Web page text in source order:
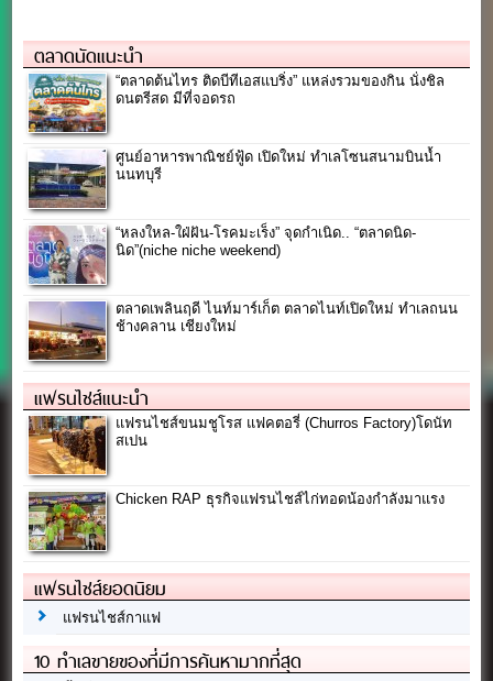
ตลาดนัดแนะนำ
“ตลาดต้นไทร ติดบีทีเอสแบริ่ง” แหล่งรวมของกิน นั่งชิล
ดนตรีสด มีที่จอดรถ
ศูนย์อาหารพาณิชย์ฟู้ด เปิดใหม่ ทำเลโซนสนามบินน้ำ
นนทบุรี
“หลงใหล-ใฝ่ฝัน-โรคมะเร็ง” จุดกำเนิด.. “ตลาดนิด-
นิด”(niche niche weekend)
ตลาดเพลินฤดี ไนท์มาร์เก็ต ตลาดไนท์เปิดใหม่ ทำเลถนน
ช้างคลาน เชียงใหม่
แฟรนไชส์แนะนำ
แฟรนไชส์ขนมชูโรส แฟคตอรี่ (Churros Factory)โดนัท
สเปน
Chicken RAP ธุรกิจแฟรนไชส์ไก่ทอดน้องกำลังมาแรง
แฟรนไชส์ยอดนิยม
แฟรนไชส์กาแฟ
10 ทำเลขายของที่มีการค้นหามากที่สุด